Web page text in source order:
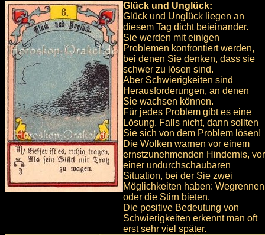
Glück und Unglück:
Glück und Unglück liegen an
diesem Tag dicht beieinander.
Sie werden mit einigen
Problemen konfrontiert werden,
bei denen Sie denken, dass sie
schwer zu lösen sind.
Aber Schwierigkeiten sind
Herausforderungen, an denen
Sie wachsen können.
Für jedes Problem gibt es eine
Lösung. Falls nicht, dann sollten
Sie sich von dem Problem lösen!
Die Wolken warnen vor einem
ernstzunehmenden Hindernis, vor
einer undurchschaubaren
Situation, bei der Sie zwei
Möglichkeiten haben: Wegrennen
oder die Stirn bieten.
Die positive Bedeutung von
Schwierigkeiten erkennt man oft
erst sehr viel später.